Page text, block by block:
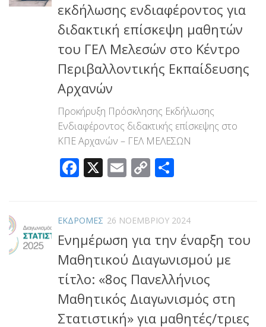
εκδήλωσης ενδιαφέροντος για
διδακτική επίσκεψη μαθητών
του ΓΕΛ Μελεσών στο Κέντρο
Περιβαλλοντικής Εκπαίδευσης
Αρχανών
Προκήρυξη Πρόσκλησης Εκδήλωσης
Ενδιαφέροντος διδακτικής επίσκεψης στο
ΚΠΕ Αρχανών – ΓΕΛ ΜΕΛΕΣΩΝ
Facebook
X Email
Copy
ΕΚΔΡΟΜΕΣ 26 ΝΟΕΜΒΡΊΟΥ 2024
Ενημέρωση για την έναρξη του
Μαθητικού Διαγωνισμού με
τίτλο: «8ος Πανελλήνιος
Μαθητικός Διαγωνισμός στη
Στατιστική» για μαθητές/τριες